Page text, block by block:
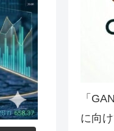
「
に向